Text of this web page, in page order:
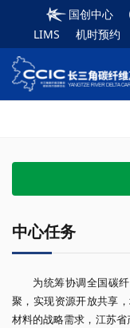
国创中心
机时预约
LIMS
中心任务
为统筹协调全国碳
聚，实现资源开放共享
材料的战略需求，江苏